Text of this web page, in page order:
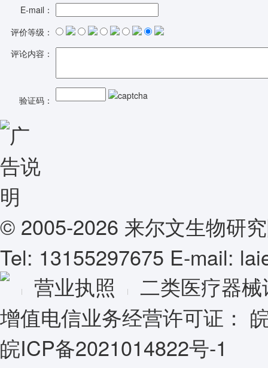
E-mail：
评价等级：
评论内容：
验证码：
© 2005-2026 来尔文生物研
Tel: 13155297675 E-mail:
营业执照
二类医疗器
增值电信业务经营许可证：
皖ICP备2021014822号-1